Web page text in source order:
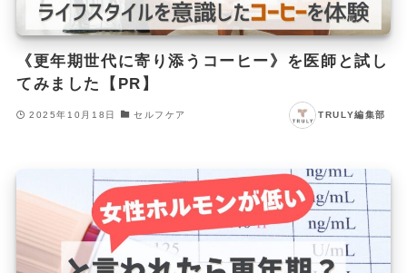
《更年期世代に寄り添うコーヒー》を医師と試し
てみました【PR】
2025年10月18日 セルフケア TRULY編集部